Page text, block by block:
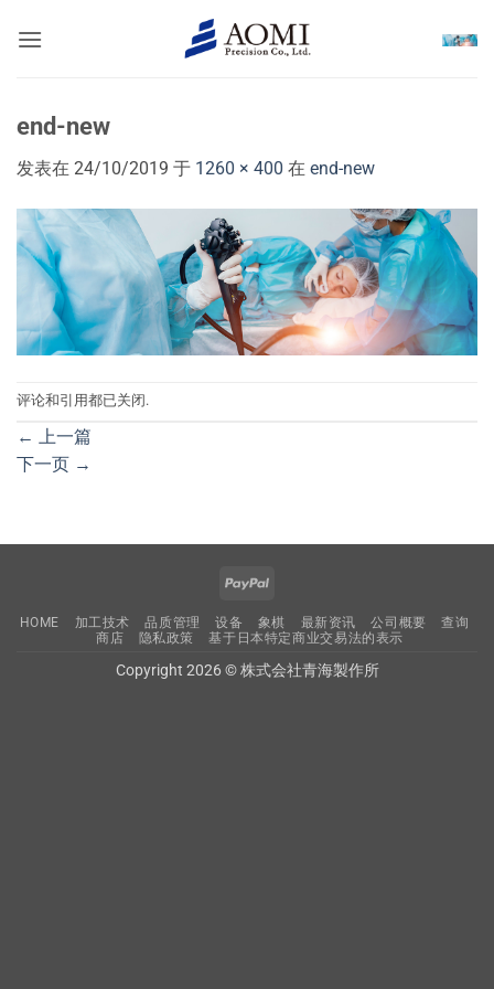
end-new
发表在 24/10/2019 于 1260 × 400 在 end-new
评论和引用都已关闭.
← 上一篇
下一页 →
PayPal
HOME 加工技术 品质管理 设备 象棋 最新资讯 公司概要
查询
商店
隐私政策 基于日本特定商业交易法的表示
Copyright 2026 © 株式会社青海製作所